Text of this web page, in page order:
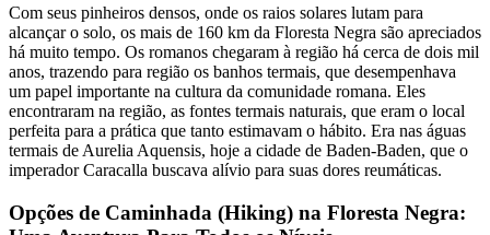
Com seus pinheiros densos, onde os raios solares lutam para
alcançar o solo, os mais de 160 km da Floresta Negra são apreciados
há muito tempo. Os romanos chegaram à região há cerca de dois mil
anos, trazendo para região os banhos termais, que desempenhava
um papel importante na cultura da comunidade romana. Eles
encontraram na região, as fontes termais naturais, que eram o local
perfeita para a prática que tanto estimavam o hábito. Era nas águas
termais de Aurelia Aquensis, hoje a cidade de Baden-Baden, que o
imperador Caracalla buscava alívio para suas dores reumáticas.
Opções de Caminhada (Hiking) na Floresta Negra: